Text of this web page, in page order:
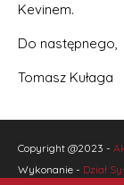
Kevinem.
Do następnego,
Tomasz Kułaga
Copyright @2023 -
Wykonanie - Dział